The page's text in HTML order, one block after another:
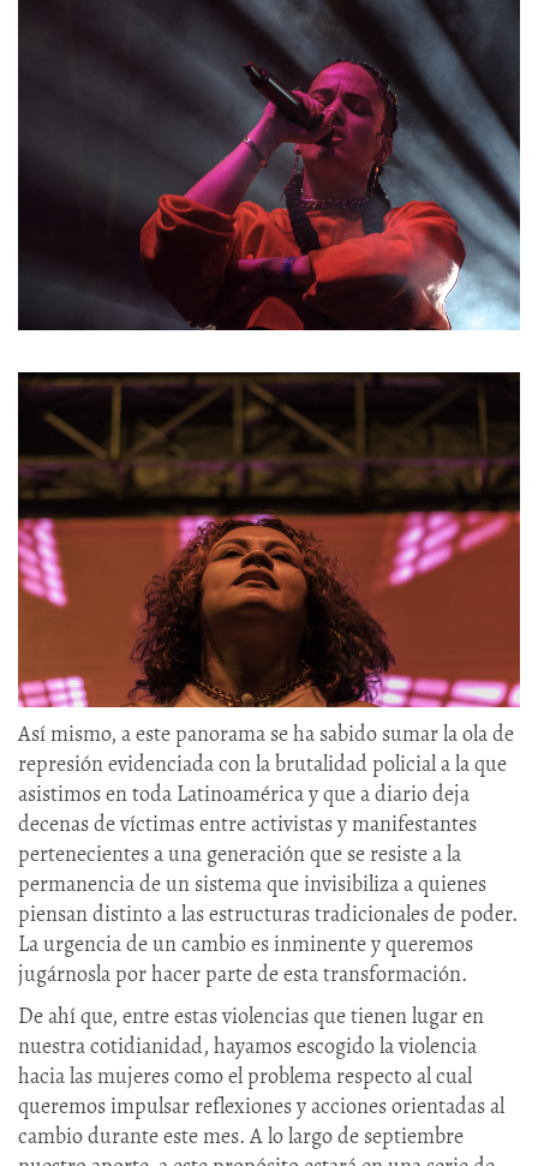
Así mismo, a este panorama se ha sabido sumar la ola de
represión evidenciada con la brutalidad policial a la que
asistimos en toda Latinoamérica y que a diario deja
decenas de víctimas entre activistas y manifestantes
pertenecientes a una generación que se resiste a la
permanencia de un sistema que invisibiliza a quienes
piensan distinto a las estructuras tradicionales de poder.
La urgencia de un cambio es inminente y queremos
jugárnosla por hacer parte de esta transformación.
De ahí que, entre estas violencias que tienen lugar en
nuestra cotidianidad, hayamos escogido la violencia
hacia las mujeres como el problema respecto al cual
queremos impulsar reflexiones y acciones orientadas al
cambio durante este mes. A lo largo de septiembre